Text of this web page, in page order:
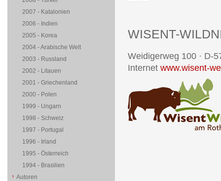
WISENT-
Weidigerweg 100 · D-
Internet www.wisent-
2007 - Katalonien
2006 - Indien
2005 - Korea
2004 - Arabische Welt
2003 - Russland
2002 - Litauen
2001 - Griechenland
2000 - Polen
1999 - Ungarn
1998 - Schweiz
1997 - Portugal
1996 - Irland
1995 - Österreich
1994 - Brasilien
Autoren